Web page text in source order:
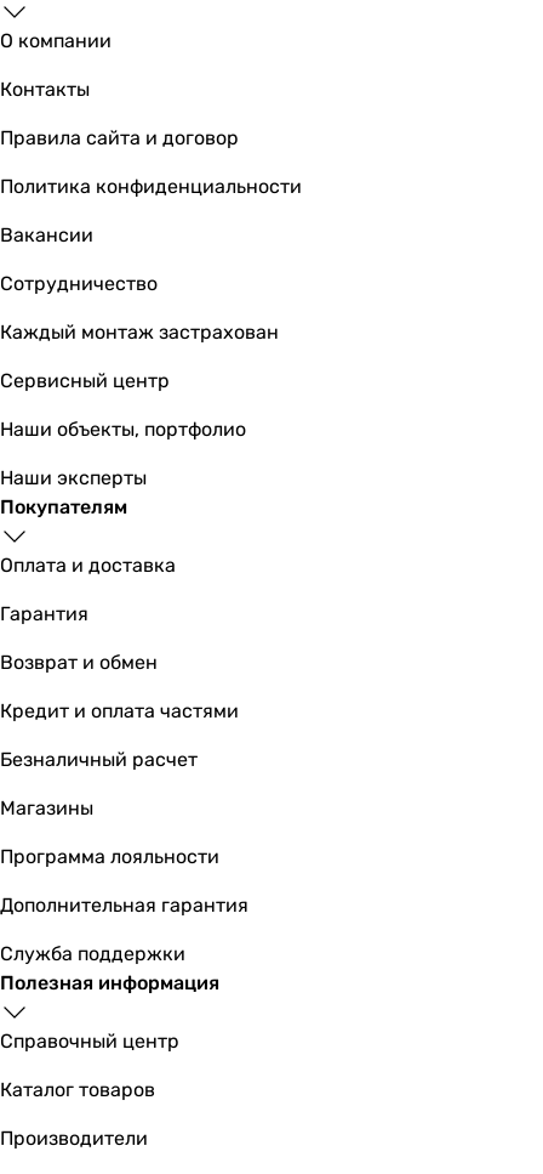
О компании
Контакты
Правила сайта и договор
Политика конфиденциальности
Вакансии
Сотрудничество
Каждый монтаж застрахован
Сервисный центр
Наши объекты, портфолио
Наши эксперты
Покупателям
Оплата и доставка
Гарантия
Возврат и обмен
Кредит и оплата частями
Безналичный расчет
Магазины
Программа лояльности
Дополнительная гарантия
Служба поддержки
Полезная информация
Справочный центр
Каталог товаров
Производители